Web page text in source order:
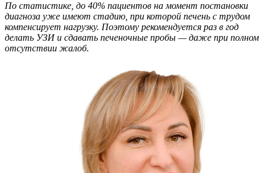
По статистике, до 40% пациентов на момент постановки
диагноза уже имеют стадию, при которой печень с трудом
компенсирует нагрузку. Поэтому рекомендуется раз в год
делать УЗИ и сдавать печеночные пробы — даже при полном
отсутствии жалоб.